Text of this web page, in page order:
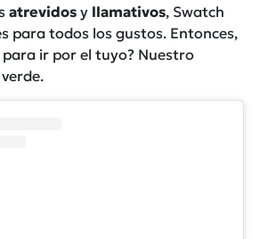
atrevidos y llamativos, Swatch
para todos los gustos. Entonces,
para ir por el tuyo? Nuestro